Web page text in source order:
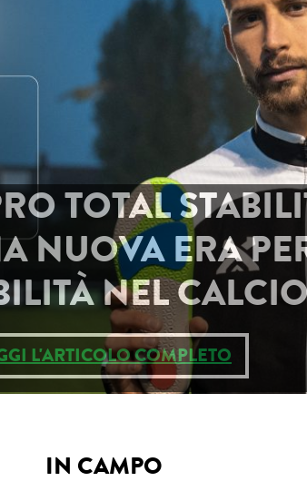
NIKE, ADDIO DAL
L'ARTICOLO COMPLETO
IN CAMPO